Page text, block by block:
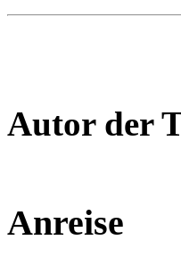
Autor der
Anreise